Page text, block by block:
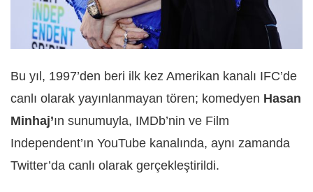
Bu yıl, 1997’den beri ilk kez Amerikan kanalı IFC’de
canlı olarak yayınlanmayan tören; komedyen Hasan
Minhaj’ın sunumuyla, IMDb’nin ve Film
Independent’ın YouTube kanalında, aynı zamanda
Twitter’da canlı olarak gerçekleştirildi.